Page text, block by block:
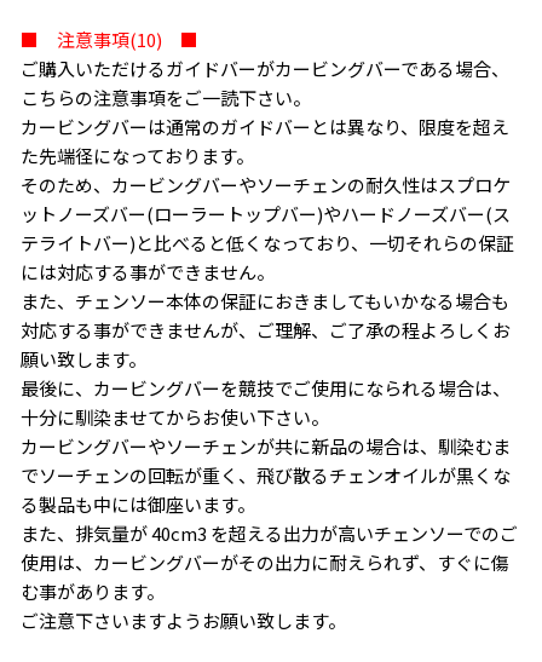
■ 注意事項(10) ■
ご購入いただけるガイドバーがカービングバーである場合、
こちらの注意事項をご一読下さい。
カービングバーは通常のガイドバーとは異なり、限度を超え
た先端径になっております。
そのため、カービングバーやソーチェンの耐久性はスプロケ
ットノーズバー(ローラートップバー)やハードノーズバー(ス
テライトバー)と比べると低くなっており、一切それらの保証
には対応する事ができません。
また、チェンソー本体の保証におきましてもいかなる場合も
対応する事ができませんが、ご理解、ご了承の程よろしくお
願い致します。
最後に、カービングバーを競技でご使用になられる場合は、
十分に馴染ませてからお使い下さい。
カービングバーやソーチェンが共に新品の場合は、馴染むま
でソーチェンの回転が重く、飛び散るチェンオイルが黒くな
る製品も中には御座います。
また、排気量が 40cm3 を超える出力が高いチェンソーでのご
使用は、カービングバーがその出力に耐えられず、すぐに傷
む事があります。
ご注意下さいますようお願い致します。